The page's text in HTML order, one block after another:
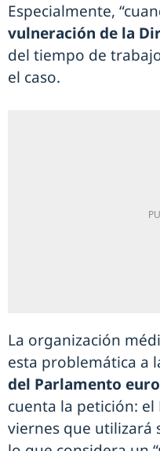
Especialmente,
vulneración de la
del tiempo de
el caso.
La organización
esta problemática a
del Parlamento
cuenta la petición: el
viernes que utilizará